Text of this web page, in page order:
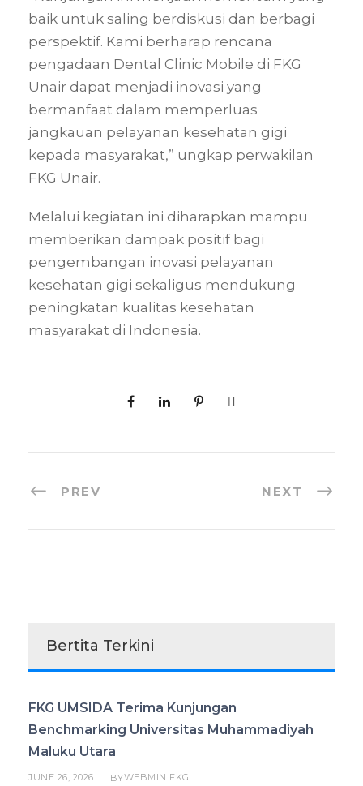
baik untuk saling berdiskusi dan berbagi
perspektif. Kami berharap rencana
pengadaan Dental Clinic Mobile di FKG
Unair dapat menjadi inovasi yang
bermanfaat dalam memperluas
jangkauan pelayanan kesehatan gigi
kepada masyarakat,” ungkap perwakilan
FKG Unair.
Melalui kegiatan ini diharapkan mampu
memberikan dampak positif bagi
pengembangan inovasi pelayanan
kesehatan gigi sekaligus mendukung
peningkatan kualitas kesehatan
masyarakat di Indonesia.
PREV NEXT
Bertita Terkini
FKG UMSIDA Terima Kunjungan
Benchmarking Universitas Muhammadiyah
Maluku Utara
JUNE 26, 2026 BYWEBMIN FKG